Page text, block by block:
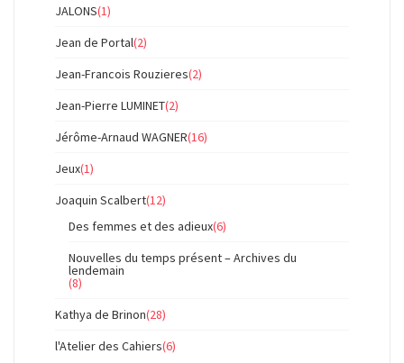
JALONS(1)
Jean de Portal(2)
Jean-Francois Rouzieres(2)
Jean-Pierre LUMINET(2)
Jérôme-Arnaud WAGNER(16)
Jeux(1)
Joaquin Scalbert(12)
Des femmes et des adieux(6)
Nouvelles du temps présent – Archives du
lendemain
(8)
Kathya de Brinon(28)
l'Atelier des Cahiers(6)